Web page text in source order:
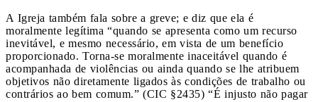
A Igreja também fala sobre a greve; e diz que ela é
moralmente legítima “quando se apresenta como um recurso
inevitável, e mesmo necessário, em vista de um benefício
proporcionado. Torna-se moralmente inaceitável quando é
acompanhada de violências ou ainda quando se lhe atribuem
objetivos não diretamente ligados às condições de trabalho ou
contrários ao bem comum.” (CIC §2435) “É injusto não pagar